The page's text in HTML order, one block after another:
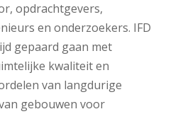
opdrachtgevers,
en onderzoekers. IFD
gepaard gaan met
kwaliteit en
van langdurige
gebouwen voor